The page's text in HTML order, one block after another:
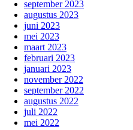
september 2023
augustus 2023
juni 2023
mei 2023
maart 2023
februari 2023
januari 2023
november 2022
september 2022
augustus 2022
juli 2022
mei 2022